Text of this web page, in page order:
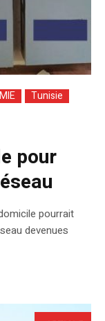
Tunisie
pour
pourrait
devenues